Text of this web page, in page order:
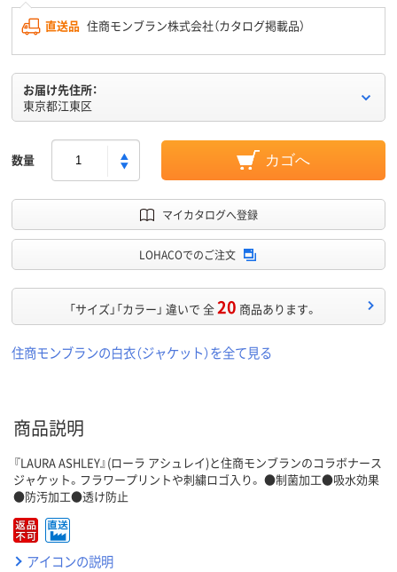
直送品 住商モンブラン株式会社（カタログ掲載品）
お届け先住所：
東京都江東区
数量 カゴへ
マイカタログへ登録
LOHACOでのご注文
「サイズ」「カラー」 違いで 全20 商品あります。
住商モンブランの白衣（ジャケット）を全て見る
商品説明
『LAURA ASHLEY』(ローラ アシュレイ)と住商モンブランのコラボナース
ジャケット。フラワープリントや刺繍ロゴ入り。 ●制菌加工●吸水効果
●防汚加工●透け防止
アイコンの説明